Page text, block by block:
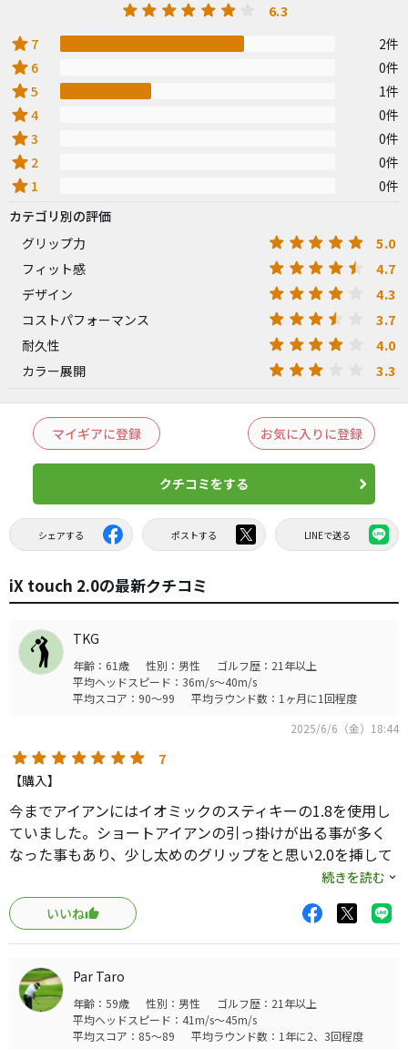
6.3
star 7 2件
star 6 0件
star5 1件
star4 0件
star3 0件
star 2 0件
star 1
0件
カテゴリ別の評価
グリップ力
5.0
フィット感 4.7
デザイン 4.3
コストパフォーマンス 3.7
耐久性 4.0
カラー展開 3.3
マイギアに登録 お気に入りに登録
クチコミをする
シェアする ポストする LINEで送る
iX touch 2.0の最新クチコミ
TKG
年齢：61歳 性別：男性
ゴルフ歴：21年以上
平均ヘッドスピード：36m/s～40m/s
平均スコア：90～99
平均ラウンド数：1ヶ月に1回程度
2025/6/6（金）18:44
7
【購入】
今までアイアンにはイオミックのスティキーの1.8を使用し
ていました。ショートアイアンの引っ掛けが出る事が多く
なった事もあり、少し太めのグリップをと思い2.0を挿して
みました。夏場はアイアンはグローブをしない事も多いの
でですが、グリップ力は充分です。カラーバリエーション
も価格も満足しています。ウェッジ用も購入済みで、タイ
ミングみて交換予定です。
イオミックの1.8は細すぎると感じていて2.3ではちょっと太
いと思う方、是非試してみる価値有りです。
続きを読む
いいね
Par Taro
年齢：59歳 性別：男性
ゴルフ歴：21年以上
平均ヘッドスピード：41m/s～45m/s
平均スコア：85～89
平均ラウンド数：1年に2、3回程度